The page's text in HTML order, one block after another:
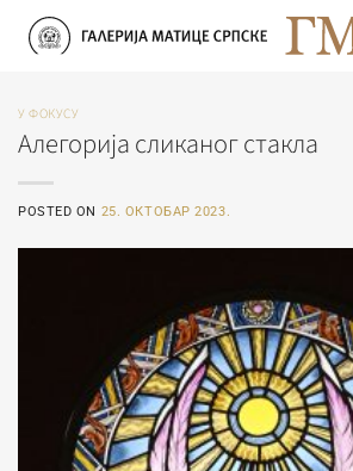
Прескочи
У ФОКУСУ
Алегорија сликаног стакла
POSTED ON 25. ОКТОБАР 2023.